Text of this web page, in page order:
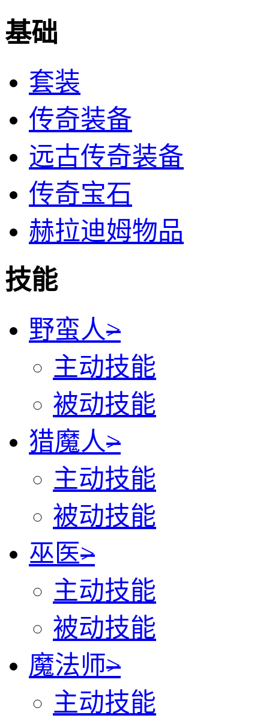
基础
套装
传奇装备
远古传奇装备
传奇宝石
赫拉迪姆物品
技能
野蛮人>
主动技能
被动技能
猎魔人>
主动技能
被动技能
巫医>
主动技能
被动技能
魔法师>
主动技能